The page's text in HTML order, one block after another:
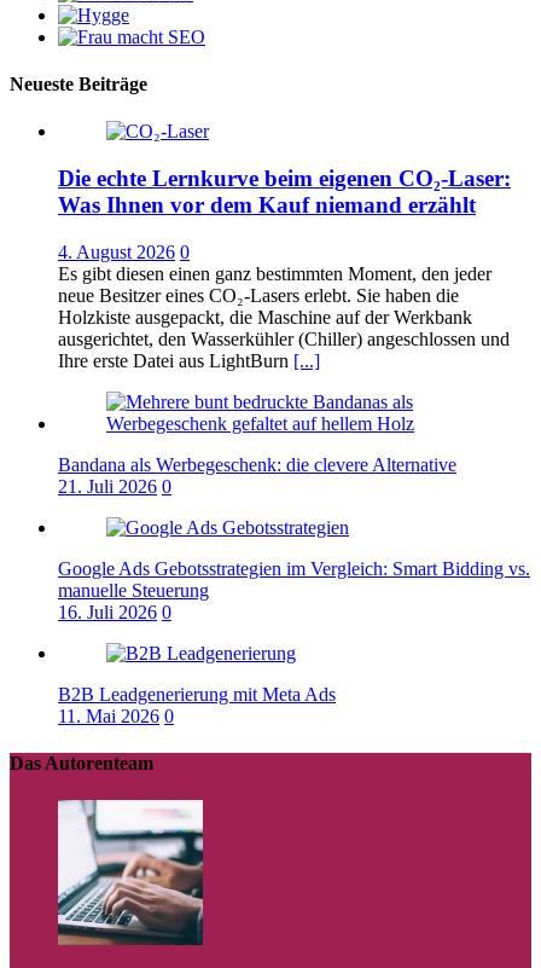
Neueste Beiträge
Die echte Lernkurve beim eigenen CO₂-Laser:
Was Ihnen vor dem Kauf niemand erzählt
4. August 2026 0
Es gibt diesen einen ganz bestimmten Moment, den jeder
neue Besitzer eines CO₂-Lasers erlebt. Sie haben die
Holzkiste ausgepackt, die Maschine auf der Werkbank
ausgerichtet, den Wasserkühler (Chiller) angeschlossen und
Ihre erste Datei aus LightBurn [...]
Bandana als Werbegeschenk: die clevere Alternative
21. Juli 2026 0
Google Ads Gebotsstrategien im Vergleich: Smart Bidding vs.
manuelle Steuerung
16. Juli 2026 0
B2B Leadgenerierung mit Meta Ads
11. Mai 2026 0
Das Autorenteam